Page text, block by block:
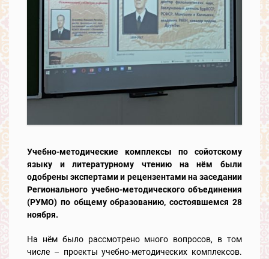
Учебно-методические комплексы по сойотскому
языку и литературному чтению на нём были
одобрены экспертами и рецензентами на заседании
Регионального учебно-методического объединения
(РУМО) по общему образованию, состоявшемся 28
ноября.
На нём было рассмотрено много вопросов, в том
числе – проекты учебно-методических комплексов.